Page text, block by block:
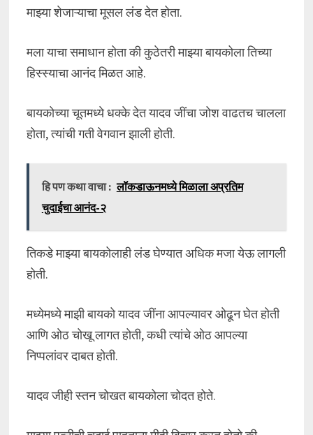
माझ्या शेजाऱ्याचा मूसल लंड देत होता.
मला याचा समाधान होता की कुठेतरी माझ्या बायकोला तिच्या
हिस्स्याचा आनंद मिळत आहे.
बायकोच्या चूतमध्ये धक्के देत यादव जींचा जोश वाढतच चालला
होता, त्यांची गती वेगवान झाली होती.
हि पण कथा वाचा : लॉकडाऊनमध्ये मिळाला अप्रतिम
चुदाईचा आनंद-२
तिकडे माझ्या बायकोलाही लंड घेण्यात अधिक मजा येऊ लागली
होती.
मध्येमध्ये माझी बायको यादव जींना आपल्यावर ओढून घेत होती
आणि ओठ चोखू लागत होती, कधी त्यांचे ओठ आपल्या
निप्पलांवर दाबत होती.
यादव जीही स्तन चोखत बायकोला चोदत होते.